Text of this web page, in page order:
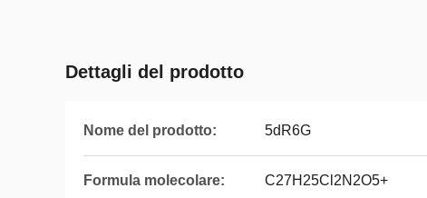
Dettagli del prodotto
Nome del prodotto: 5dR6G
Formula molecolare: C27H25Cl2N2O5+